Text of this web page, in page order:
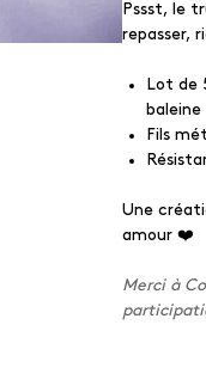
Pssst, le
repasser,
Lot de
Fils
Une
amour ❤️
Merci à